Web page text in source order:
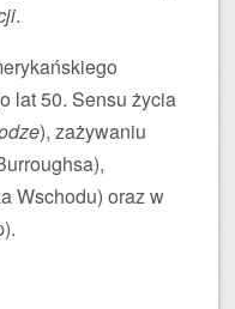
.
lat 50. Sensu życia
), zażywaniu
Wschodu) oraz w